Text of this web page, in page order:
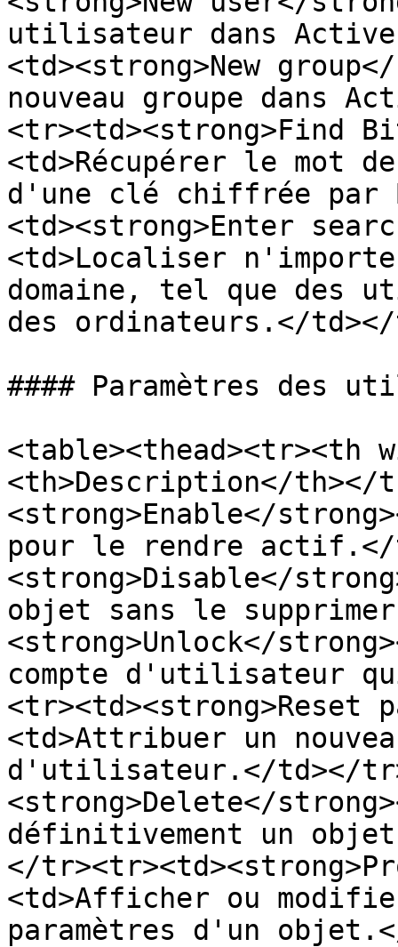
utilisateur dans
<td><strong>New
nouveau groupe dans
<tr><td><strong>Find
<td>Récupérer le mot
d'une clé chiffrée par
<td><strong>Enter
<td>Localiser
domaine, tel que des
des ordinateurs.</
#### Paramètres des
<table><thead><tr><th
<th>Description</th></
<strong>Enable</
pour le rendre actif.</
<strong>Disable</
objet sans le
<strong>Unlock</
compte d'utilisateur
<tr><td><strong>Reset
<td>Attribuer un
d'utilisateur.</td></
<strong>Delete</
définitivement un
</
<td>Afficher ou
paramètres d'un